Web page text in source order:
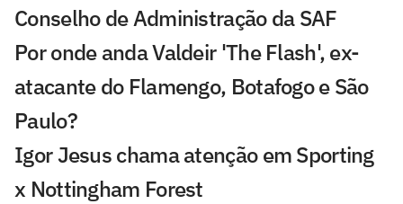
Conselho de Administração da SAF
Por onde anda Valdeir 'The Flash', ex-
atacante do Flamengo, Botafogo e São
Paulo?
Igor Jesus chama atenção em Sporting
x Nottingham Forest